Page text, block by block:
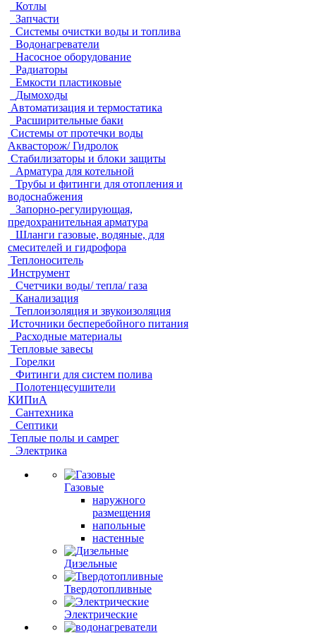
Котлы
Запчасти
Системы очистки воды и топлива
Водонагреватели
Насосное оборудование
Радиаторы
Емкости пластиковые
Дымоходы
Автоматизация и термостатика
Расширительные баки
Системы от протечки воды
Аквасторож/ Гидролок
Стабилизаторы и блоки защиты
Арматура для котельной
Трубы и фитинги для отопления и
водоснабжения
Запорно-регулирующая,
предохранительная арматура
Шланги газовые, водяные, для
смесителей и гидрофора
Теплоноситель
Инструмент
Счетчики воды/ тепла/ газа
Канализация
Теплоизоляция и звукоизоляция
Источники бесперебойного питания
Расходные материалы
Тепловые завесы
Горелки
Фитинги для систем полива
Полотенцесушители
КИПиА
Сантехника
Септики
Теплые полы и самрег
Электрика
Газовые
наружного
размещения
напольные
настенные
Дизельные
Твердотопливные
Электрические